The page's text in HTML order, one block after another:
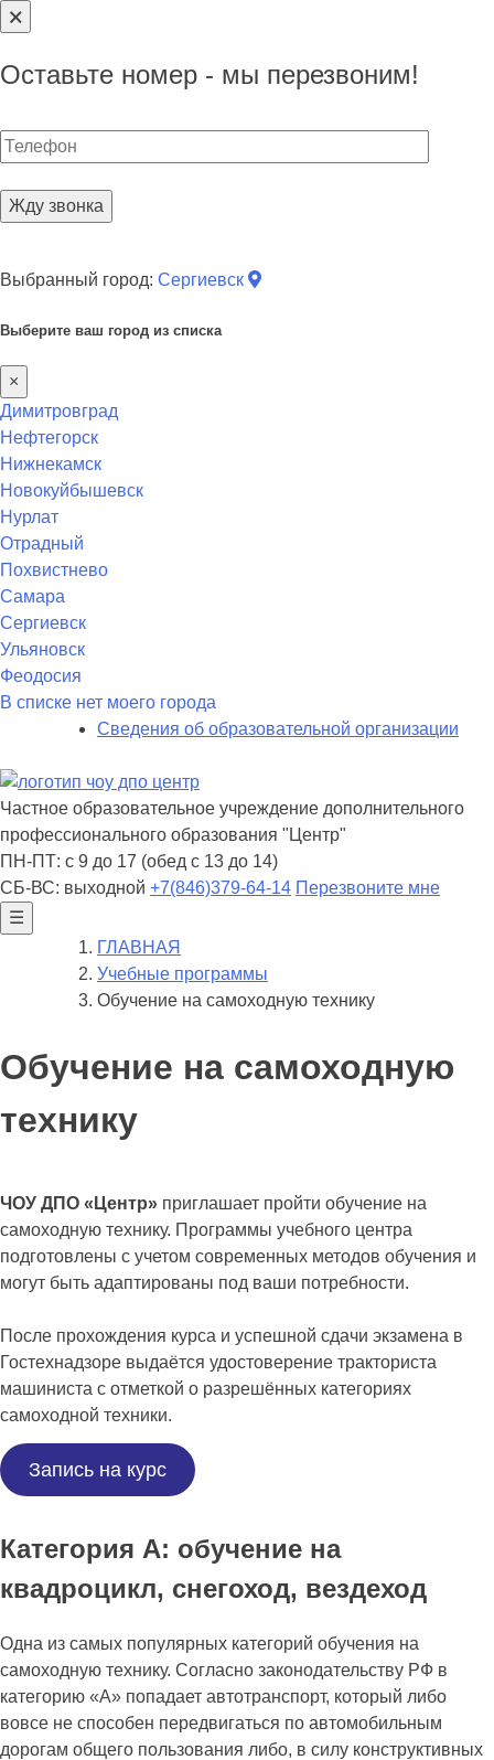
🗙
Оставьте номер - мы перезвоним!
to
Выбранный город: Сергиевск
Выберите ваш город из списка
×
Димитровград
Нефтегорск
Нижнекамск
Новокуйбышевск
Нурлат
Отрадный
Похвистнево
Самара
Сергиевск
Ульяновск
Феодосия
В списке нет моего города
Сведения об образовательной организации
Частное образовательное учреждение дополнительного
профессионального образования "Центр"
ПН-ПТ: с 9 до 17 (обед с 13 до 14)
СБ-ВС: выходной +7(846)379-64-14 Перезвоните мне
☰
ГЛАВНАЯ
Учебные программы
Обучение на самоходную технику
Обучение на самоходную
технику
ЧОУ ДПО «Центр» приглашает пройти обучение на
самоходную технику. Программы учебного центра
подготовлены с учетом современных методов обучения и
могут быть адаптированы под ваши потребности.
После прохождения курса и успешной сдачи экзамена в
Гостехнадзоре выдаётся удостоверение тракториста
машиниста с отметкой о разрешённых категориях
самоходной техники.
Запись на курс
Категория А: обучение на
квадроцикл, снегоход, вездеход
Одна из самых популярных категорий обучения на
самоходную технику. Согласно законодательству РФ в
категорию «А» попадает автотранспорт, который либо
вовсе не способен передвигаться по автомобильным
дорогам общего пользования либо, в силу конструктивных